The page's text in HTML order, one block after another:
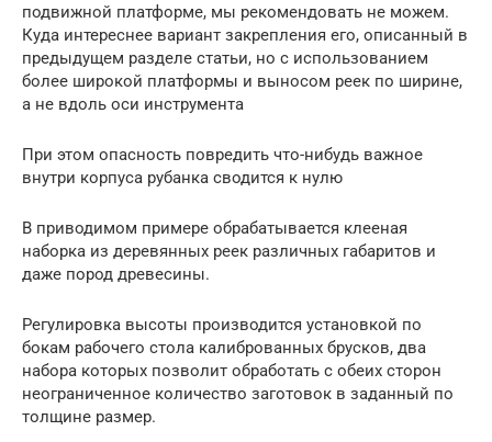
подвижной платформе, мы рекомендовать не можем.
Куда интереснее вариант закрепления его, описанный в
предыдущем разделе статьи, но с использованием
более широкой платформы и выносом реек по ширине,
а не вдоль оси инструмента
При этом опасность повредить что-нибудь важное
внутри корпуса рубанка сводится к нулю
В приводимом примере обрабатывается клееная
наборка из деревянных реек различных габаритов и
даже пород древесины.
Регулировка высоты производится установкой по
бокам рабочего стола калиброванных брусков, два
набора которых позволит обработать с обеих сторон
неограниченное количество заготовок в заданный по
толщине размер.